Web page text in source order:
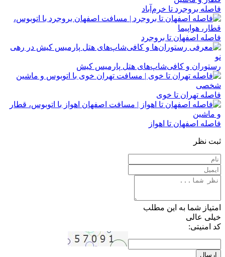
فاصله بروجرد تا خرم‌آباد
فاصله اصفهان تا بروجرد
رستوران و کافی‌شاپ‌های هتل پارمیس کیش
فاصله تهران تا خوی
فاصله اصفهان تا اهواز
ثبت نظر
امتیاز شما به این مطلب
خیلی عالی
کد امنیتی:
ارسال